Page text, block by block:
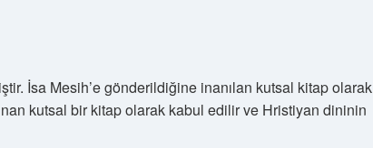
İsa Mesih’e gönderildiğine inanılan kutsal kitap olarak
kutsal bir kitap olarak kabul edilir ve Hristiyan dininin